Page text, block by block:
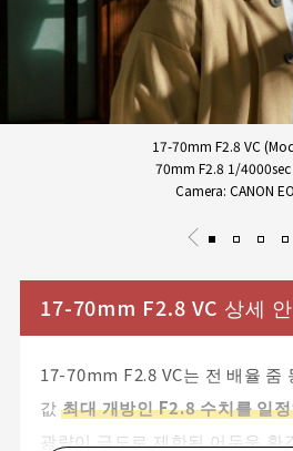
의 재미를 느낄 수 있습니다.
17-70mm F2.8 VC
70mm F2.8 1/4000sec
Camera: CANON
17-70mm F2.8 VC 상세
17-70mm F2.8 VC는 전 배율 줌
값최대 개방인 F2.8 수치를 일
광량이 극도로 제한된 어두운 환